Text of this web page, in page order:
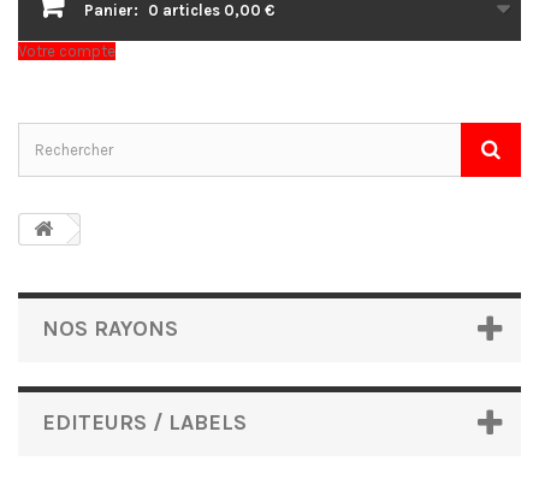
Panier: 0 articles 0,00 €
Votre compte
NOS RAYONS
EDITEURS / LABELS